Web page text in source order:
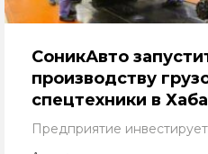
СоникАвто
производству
спецтехники в
Предприятие